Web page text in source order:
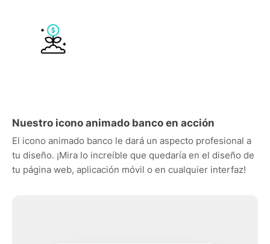
Nuestro icono animado banco en acción
El icono animado banco le dará un aspecto profesional a
tu diseño. ¡Mira lo increíble que quedaría en el diseño de
tu página web, aplicación móvil o en cualquier interfaz!